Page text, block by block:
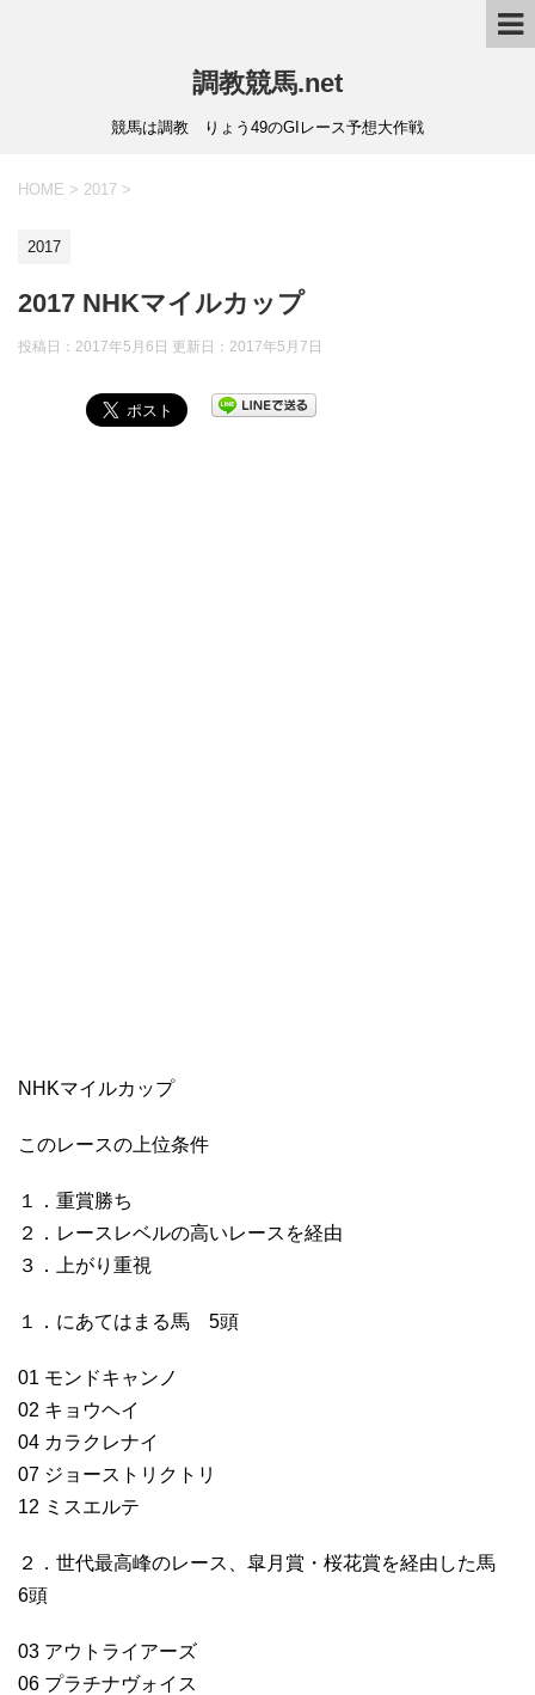
調教競馬.net
競馬は調教 りょう49のGIレース予想大作戦
HOME > 2017 >
2017
2017 NHKマイルカップ
投稿日：2017年5月6日 更新日： 2017年5月7日
NHKマイルカップ
このレースの上位条件
１．重賞勝ち
２．レースレベルの高いレースを経由
３．上がり重視
１．にあてはまる馬 5頭
01 モンドキャンノ
02 キョウヘイ
04 カラクレナイ
07 ジョーストリクトリ
12 ミスエルテ
２．世代最高峰のレース、皐月賞・桜花賞を経由した馬
6頭
03 アウトライアーズ
06 プラチナヴォイス